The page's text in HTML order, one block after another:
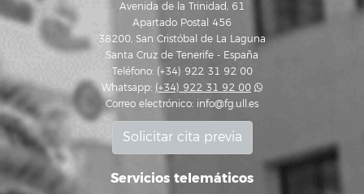
Avenida de la Trinidad, 61
Apartado Postal 456
38200, San Cristóbal de La Laguna
Santa Cruz de Tenerife - España
Teléfono: (+34) 922 31 92 00
Whatsapp: (+34) 922 31 92 00
Correo electrónico: info@fg.ull.es
Solicitar cita previa
Servicios telemáticos